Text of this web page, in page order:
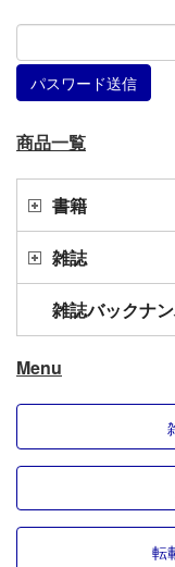
商品一覧
書籍
雑誌
雑誌バックナ
Menu
転